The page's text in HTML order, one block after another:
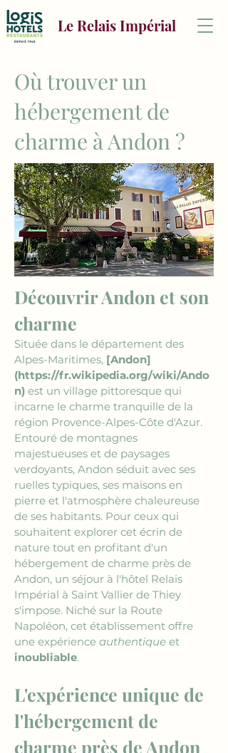
Le Relais Impérial
Où trouver un
hébergement de
charme à Andon ?
Découvrir Andon et son
charme
Située dans le département des
Alpes-Maritimes, [Andon]
(https://fr.wikipedia.org/wiki/Ando
n) est un village pittoresque qui
incarne le charme tranquille de la
région Provence-Alpes-Côte d'Azur.
Entouré de montagnes
majestueuses et de paysages
verdoyants, Andon séduit avec ses
ruelles typiques, ses maisons en
pierre et l'atmosphère chaleureuse
de ses habitants. Pour ceux qui
souhaitent explorer cet écrin de
nature tout en profitant d'un
hébergement de charme près de
Andon, un séjour à l'hôtel Relais
Impérial à Saint Vallier de Thiey
s'impose. Niché sur la Route
Napoléon, cet établissement offre
une expérience authentique et
inoubliable.
L'expérience unique de
l'hébergement de
charme près de Andon